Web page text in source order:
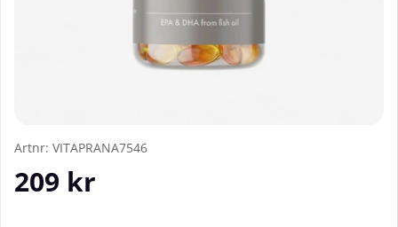
Artnr: VITAPRANA7546
209 kr